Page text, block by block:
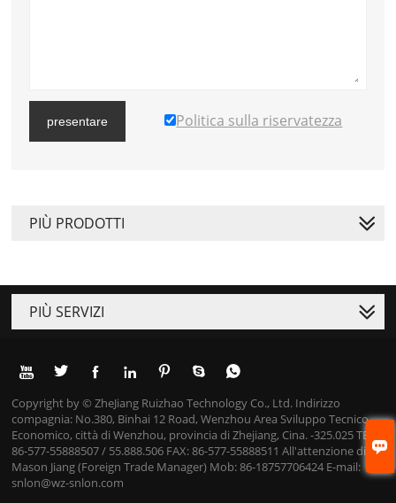

presentare Politica sulla riservatezza
PIÙ PRODOTTI
PIÙ SERVIZI
      
Copyright by © ZheJiang Ruizhao Technology Co., Ltd. Indirizzo
compagnia: No.380, Binhai 12 Road, Wenzhou Area Sviluppo Tecnico
Economico, città di Wenzhou, provincia di Zhejiang, Cina. -325.025 TEL:
86-577-55888507 / 55.888.506 FAX: 86-577-55888511 All'attenzione di:
Mason Jiang (Foreign Trade Manager) Mob: 86-18757706424 E-mail:
snlon@wz-snlon.com